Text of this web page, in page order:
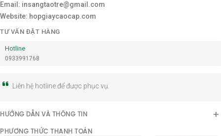
Email: insangtaotre@gmail.com
Website: hopgiaycaocap.com
TƯ VẤN ĐẶT HÀNG
0933991768
Hotline
Liên hệ hotline để được phục vụ.
HƯỚNG DẪN VÀ THÔNG TIN
PHƯƠNG THỨC THANH TOÁN